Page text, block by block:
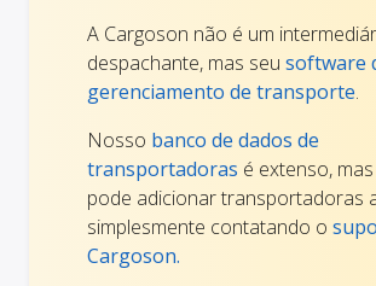
A Cargoson não é um
despachante, mas seu software
gerenciamento de transporte.
Nosso banco de dados de
transportadoras é extenso,
pode adicionar transportadoras
simplesmente contatando o
Cargoson.